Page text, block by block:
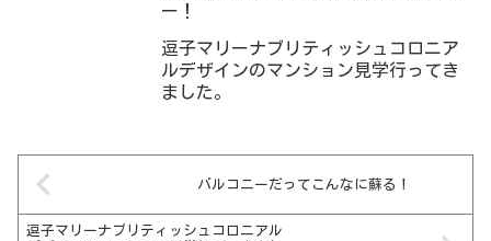
ー！
逗子マリーナブリティッシュコロニア
ルデザインのマンション見学行ってき
ました。
バルコニーだってこんなに蘇る！
逗子マリーナブリティッシュコロニアル